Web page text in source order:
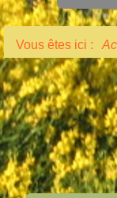
Vous êtes ici :